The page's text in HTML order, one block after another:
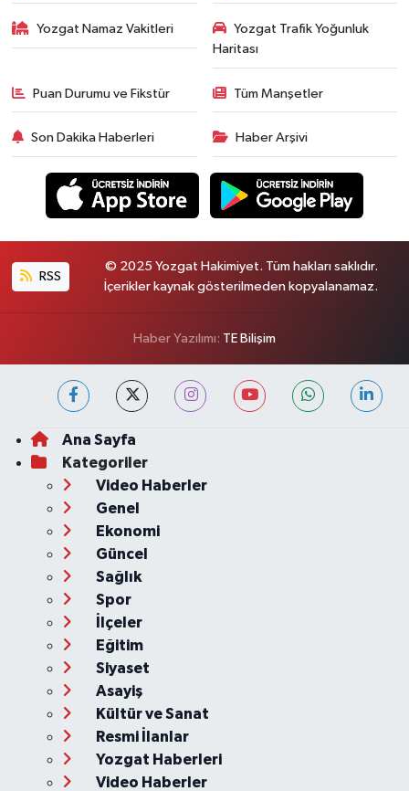
Yozgat Namaz Vakitleri
Yozgat Trafik Yoğunluk
Haritası
Puan Durumu ve Fikstür Tüm Manşetler
Son Dakika Haberleri Haber Arşivi
RSS
© 2025 Yozgat Hakimiyet. Tüm hakları saklıdır.
İçerikler kaynak gösterilmeden kopyalanamaz.
Haber Yazılımı: TE Bilişim
Ana Sayfa
Kategoriler
Video Haberler
Genel
Ekonomi
Güncel
Sağlık
Spor
İlçeler
Eğitim
Siyaset
Asayiş
Kültür ve Sanat
Resmi İlanlar
Yozgat Haberleri
Video Haberler